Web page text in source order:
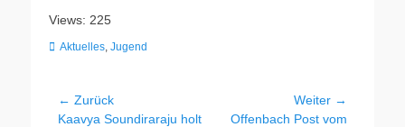
Views: 225
Kategorien
Aktuelles, Jugend
Beitragsnavigation
← Zurück
Vorheriger
Kaavya Soundiraraju holt
Weiter →
NächsterOffenbach Post vom